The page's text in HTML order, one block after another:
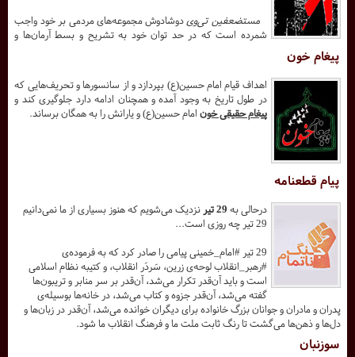
پیغام خون
مستضعفین تی‌ویدوشادوش مجموعه‌های مردمی بر خود واجب
شمرده است که در حد توان خود به تشریح و بسط آرمان‌ها و
اهداف قیام امام حسین(ع) بپردازد و از سانسورها و تحریف‌هایی که
در طول تاریخ به وجود آمده و همچنان ادامه دارد جلوگیری کند و
پیغام حقیقی خون امام حسین(ع) و یارانش را به همگان برساند.
پیام قطعنامه
درحالی به 29 تیر
نزدیک می‌شویم که هنوز بسیاری از ما نمی‌دانیم
29 تیر چه روزی است...
29 تیر #امام_خمینی پیامی را صادر کرد که به فرموده‌ی
#رهبر_انقلاب لوحه‌ی زرین، سَردَر انقلاب، و کتیبه نظام اسلامی
است و باید آن‌قدر تکرار می‌شد، آن‌قدر بر سر منابر و تریبون‌ها
گفته می‌شد، آن‌قدر جزوه و کتاب می‌شد، در خانه‌ها بوسیله‌ی
پدران و مادران و جوانان بزرگ خانواده برای دیگران خوانده می‌شد، آن‌قدر در زبان‌ها و
دل‌ها و ذهن‌ها می‌گشت تا رنگ ثابت ملت ما و فرهنگ انقلاب ما شود.
سوزنبان